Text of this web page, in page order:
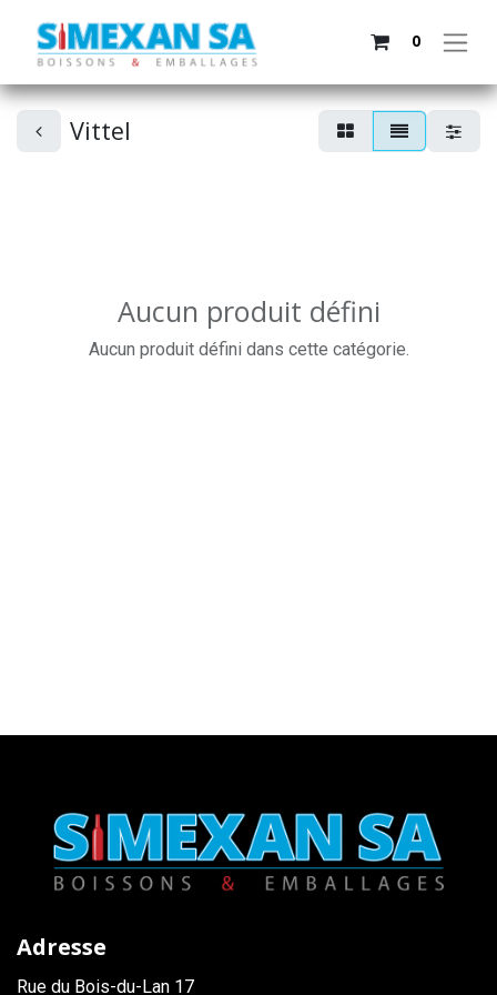
0
Vittel
Aucun produit défini
Aucun produit défini dans cette catégorie.
Adresse
Rue du Bois-du-Lan 17